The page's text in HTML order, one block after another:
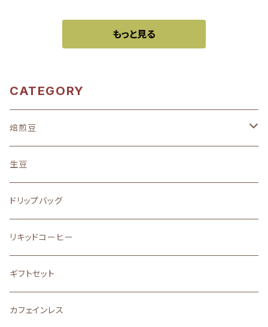
もっと見る
CATEGORY
焙煎豆
地域別
中南米
アフリカ
味わい
フルーティーな酸味を楽しむ
バランスの良い味と香り
ストレート
ブレンド
生豆
ドリップバッグ
リキッドコーヒー
ギフトセット
カフェインレス